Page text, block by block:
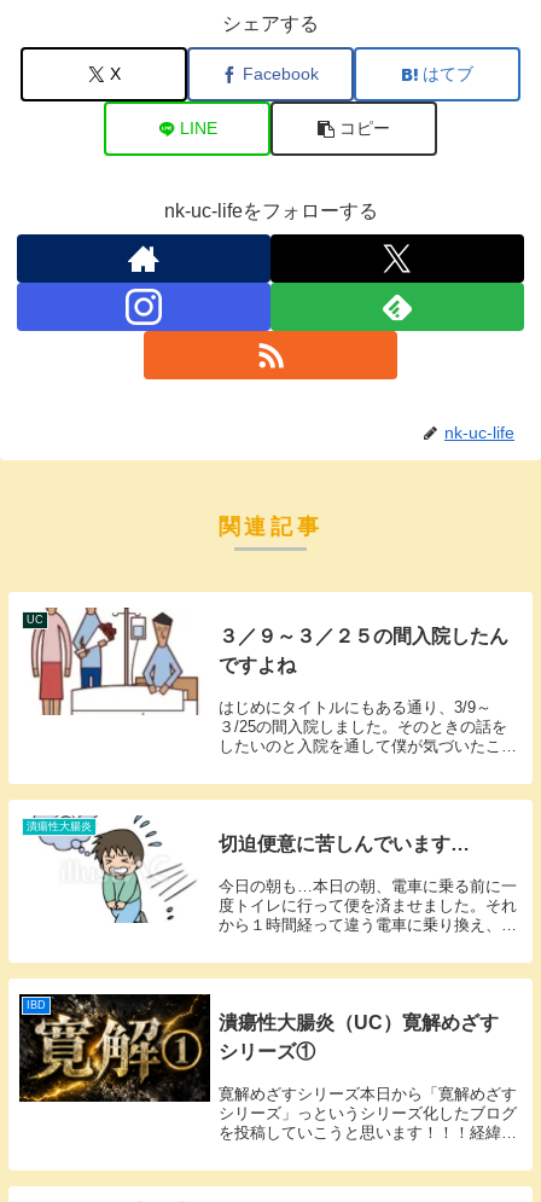
シェアする
X Facebook はてブ
LINE コピー
nk-uc-lifeをフォローする
nk-uc-life
関連記事
UC
３／９～３／２５の間入院したん
ですよね
はじめにタイトルにもある通り、3/9～
３/25の間入院しました。そのときの話を
したいのと入院を通して僕が気づいたこと
いと思いますが先に入院生活を通して気づ
いた大事なことについてお伝えします。理
潰瘍性大腸炎
切迫便意に苦しんでいます…
今日の朝も…本日の朝、電車に乗る前に一
度トイレに行って便を済ませました。それ
から１時間経って違う電車に乗り換え、出
た。その後、すぐ電車を降りて駅のトイレ
に向かいました…薬の状況私が現在使って
IBD
潰瘍性大腸炎（UC）寛解めざす
シリーズ①
寛解めざすシリーズ本日から「寛解めざす
シリーズ」っというシリーズ化したブログ
を投稿していこうと思います！！！経緯と
と本気で思うようになったということがき
っかけです。就職活動をしなければいけな